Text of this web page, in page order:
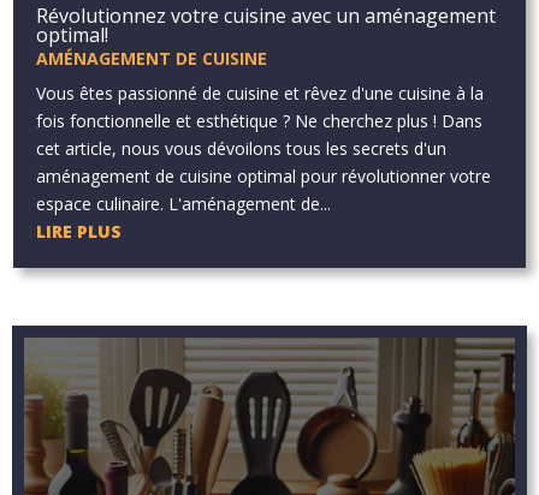
Révolutionnez votre cuisine avec un aménagement
optimal!
AMÉNAGEMENT DE CUISINE
Vous êtes passionné de cuisine et rêvez d'une cuisine à la
fois fonctionnelle et esthétique ? Ne cherchez plus ! Dans
cet article, nous vous dévoilons tous les secrets d'un
aménagement de cuisine optimal pour révolutionner votre
espace culinaire. L'aménagement de...
LIRE PLUS